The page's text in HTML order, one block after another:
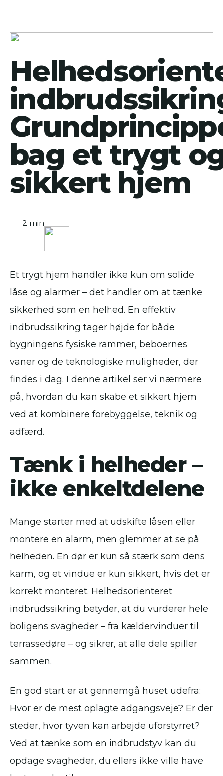
bag et trygt
sikkert hjem
2 min
Et trygt hjem handler ikke kun om solide
låse og alarmer – det handler om at tænke
sikkerhed som en helhed. En effektiv
indbrudssikring tager højde for både
bygningens fysiske rammer, beboernes
vaner og de teknologiske muligheder, der
findes i dag. I denne artikel ser vi nærmere
på, hvordan du kan skabe et sikkert hjem
ved at kombinere forebyggelse, teknik og
adfærd.
Tænk i helheder –
ikke enkeltdelene
Mange starter med at udskifte låsen eller
montere en alarm, men glemmer at se på
helheden. En dør er kun så stærk som dens
karm, og et vindue er kun sikkert, hvis det er
korrekt monteret. Helhedsorienteret
indbrudssikring betyder, at du vurderer hele
boligens svagheder – fra kældervinduer til
terrassedøre – og sikrer, at alle dele spiller
sammen.
En god start er at gennemgå huset udefra:
Hvor er de mest oplagte adgangsveje? Er der
steder, hvor tyven kan arbejde uforstyrret?
Ved at tænke som en indbrudstyv kan du
opdage svagheder, du ellers ikke ville have